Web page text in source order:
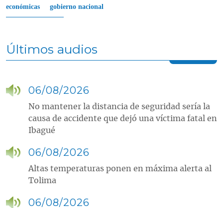
económicas
gobierno nacional
Últimos audios
06/08/2026
No mantener la distancia de seguridad sería la
causa de accidente que dejó una víctima fatal en
Ibagué
06/08/2026
Altas temperaturas ponen en máxima alerta al
Tolima
06/08/2026